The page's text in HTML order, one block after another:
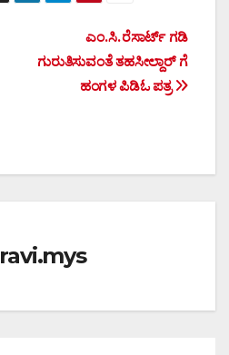
ಎಂ.ಸಿ.ರೆಸಾರ್ಟ್ ಗಡಿ
ಗುರುತಿಸುವಂತೆ ತಹಸೀಲ್ದಾರ್ ಗೆ
ಹಂಗಳ ಪಿಡಿಓ ಪತ್ರ
ravi.mys